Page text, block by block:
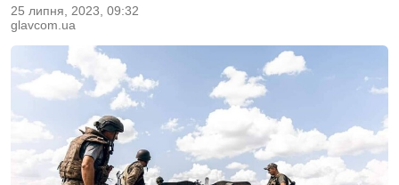
25 липня, 2023, 09:32
glavcom.ua